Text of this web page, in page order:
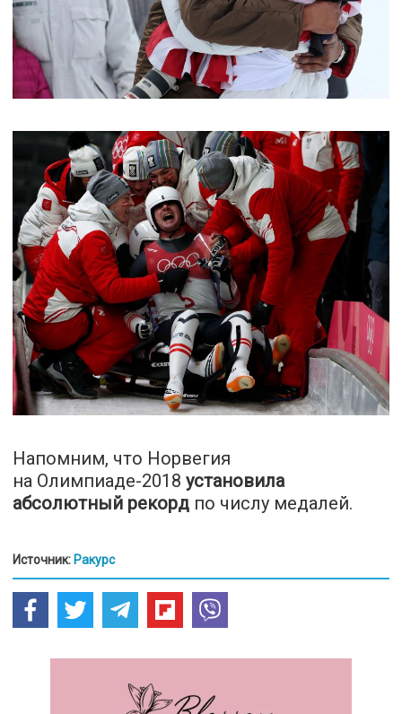
Напомним, что Норвегия
на Олимпиаде-2018 установила
абсолютный рекорд по числу медалей.
Источник: Ракурс